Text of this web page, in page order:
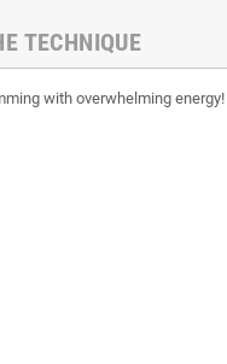
TECHNIQUE
with overwhelming